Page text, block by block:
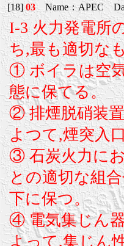
[18]03Name：APEC
I-3 火力発電所
ち,最も適切な
① ボイラは空
態に保てる。
② 排煙脱硝装
よつて,煙突入
③ 石炭火力に
との適切な組
下に保つ。
④ 電気集じん
よって,集じん